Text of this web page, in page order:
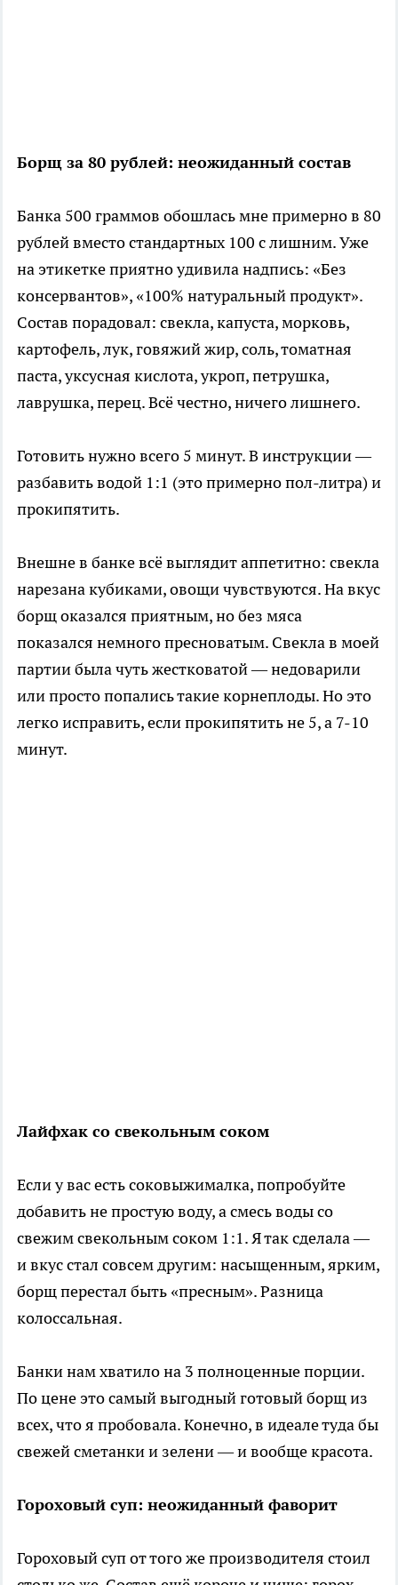
Борщ за 80 рублей: неожиданный состав
Банка 500 граммов обошлась мне примерно в 80
рублей вместо стандартных 100 с лишним. Уже
на этикетке приятно удивила надпись: «Без
консервантов», «100% натуральный продукт».
Состав порадовал: свекла, капуста, морковь,
картофель, лук, говяжий жир, соль, томатная
паста, уксусная кислота, укроп, петрушка,
лаврушка, перец. Всё честно, ничего лишнего.
Готовить нужно всего 5 минут. В инструкции —
разбавить водой 1:1 (это примерно пол-литра) и
прокипятить.
Внешне в банке всё выглядит аппетитно: свекла
нарезана кубиками, овощи чувствуются. На вкус
борщ оказался приятным, но без мяса
показался немного пресноватым. Свекла в моей
партии была чуть жестковатой — недоварили
или просто попались такие корнеплоды. Но это
легко исправить, если прокипятить не 5, а 7-10
минут.
Лайфхак со свекольным соком
Если у вас есть соковыжималка, попробуйте
добавить не простую воду, а смесь воды со
свежим свекольным соком 1:1. Я так сделала —
и вкус стал совсем другим: насыщенным, ярким,
борщ перестал быть «пресным». Разница
колоссальная.
Банки нам хватило на 3 полноценные порции.
По цене это самый выгодный готовый борщ из
всех, что я пробовала. Конечно, в идеале туда бы
свежей сметанки и зелени — и вообще красота.
Гороховый суп: неожиданный фаворит
Гороховый суп от того же производителя стоил